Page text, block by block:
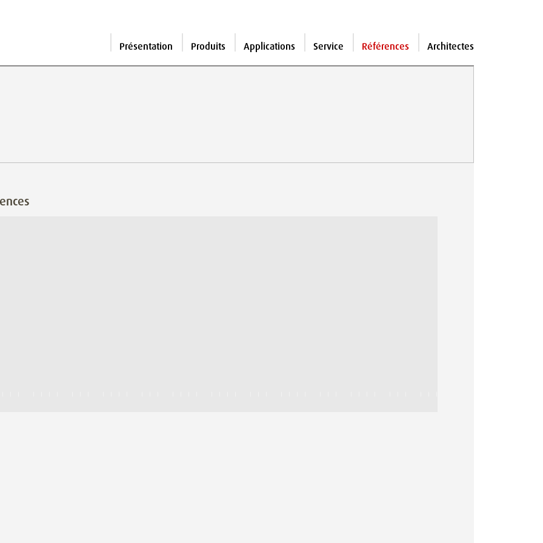
Présentation Produits Applications Service Références Architectes